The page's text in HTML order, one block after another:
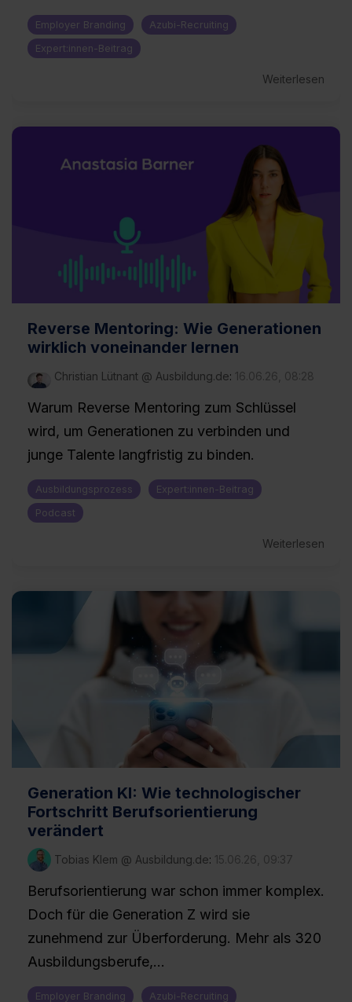
Employer Branding
Azubi-Recruiting
Expert:innen-Beitrag
Weiterlesen
Reverse Mentoring: Wie Generationen
wirklich voneinander lernen
Christian Lütnant @ Ausbildung.de: 16.06.26, 08:28
Warum Reverse Mentoring zum Schlüssel
wird, um Generationen zu verbinden und
junge Talente langfristig zu binden.
Ausbildungsprozess
Expert:innen-Beitrag
Podcast
Weiterlesen
Generation KI: Wie technologischer
Fortschritt Berufsorientierung
verändert
Tobias Klem @ Ausbildung.de: 15.06.26, 09:37
Berufsorientierung war schon immer komplex.
Doch für die Generation Z wird sie
zunehmend zur Überforderung. Mehr als 320
Ausbildungsberufe,...
Employer Branding Azubi-Recruiting